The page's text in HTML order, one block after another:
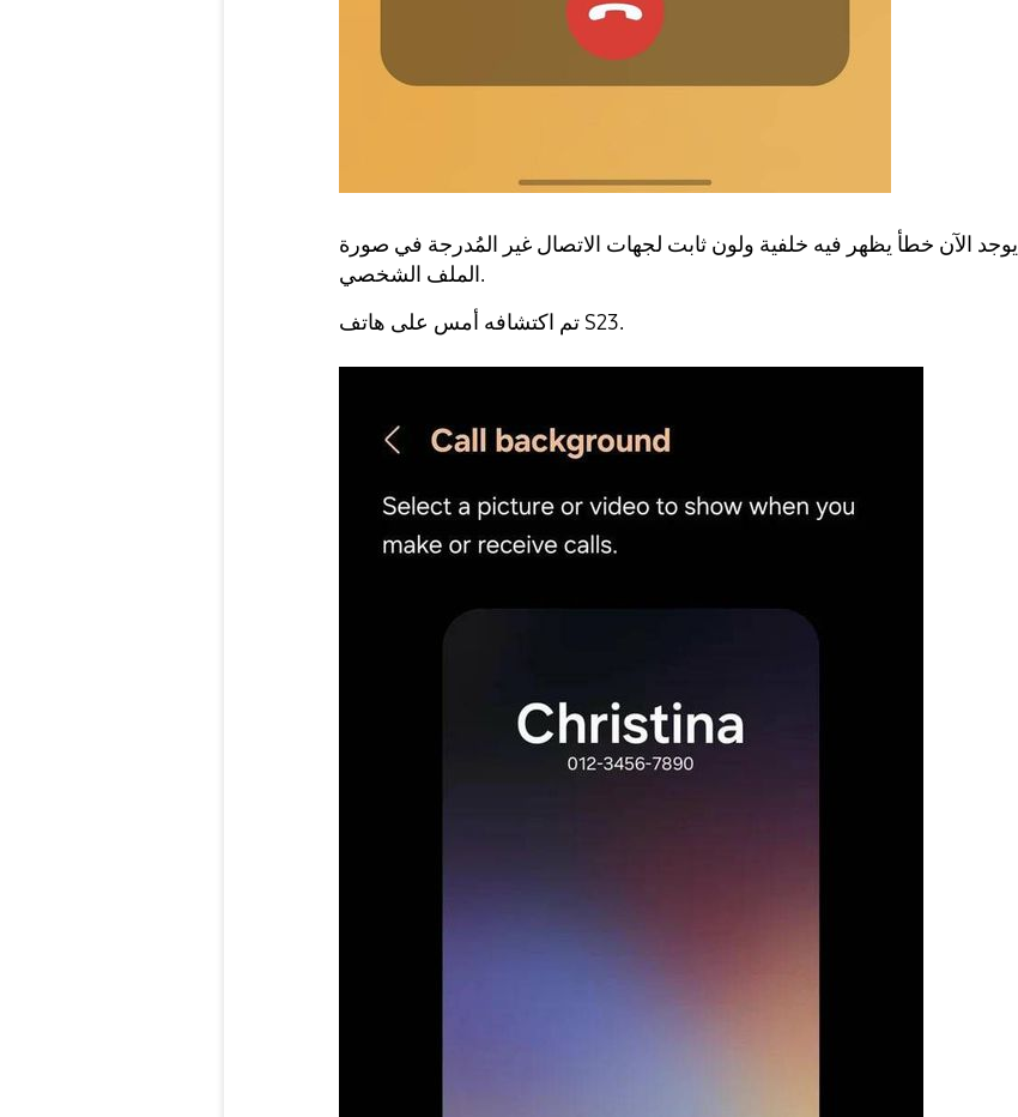
يوجد الآن خطأ يظهر فيه خلفية ولون ثابت لجهات الاتصال غير المُدرجة في صورة
الملف الشخصي.
تم اكتشافه أمس على هاتف S23.